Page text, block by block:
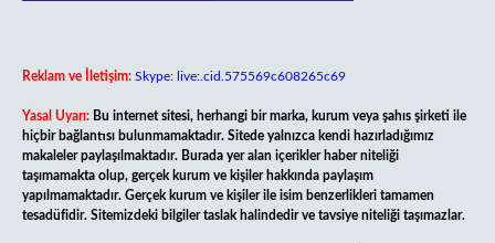
Reklam ve İletişim: Skype: live:.cid.575569c608265c69
Yasal Uyarı: Bu internet sitesi, herhangi bir marka, kurum veya şahıs şirketi ile
hiçbir bağlantısı bulunmamaktadır. Sitede yalnızca kendi hazırladığımız
makaleler paylaşılmaktadır. Burada yer alan içerikler haber niteliği
taşımamakta olup, gerçek kurum ve kişiler hakkında paylaşım
yapılmamaktadır. Gerçek kurum ve kişiler ile isim benzerlikleri tamamen
tesadüfidir. Sitemizdeki bilgiler taslak halindedir ve tavsiye niteliği taşımazlar.